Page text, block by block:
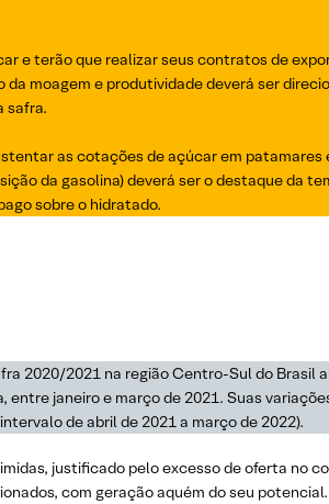
e terão que realizar seus contratos de
moagem e produtividade deverá ser
safra.
as cotações de açúcar em patamares
da gasolina) deverá ser o destaque da
sobre o hidratado.
2020/2021 na região Centro-Sul do Brasil
janeiro e março de 2021. Suas
de abril de 2021 a março de 2022).
justificado pelo excesso de oferta no
com geração aquém do seu